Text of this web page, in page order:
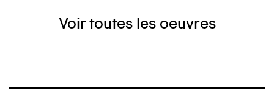
Voir toutes les oeuvres